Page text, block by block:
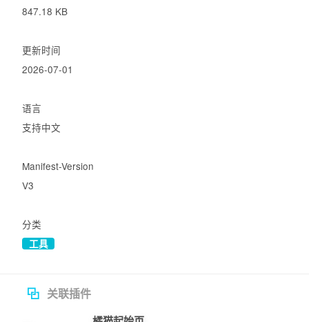
847.18 KB
更新时间
2026-07-01
语言
支持中文
Manifest-Version
V3
分类
工具
关联插件